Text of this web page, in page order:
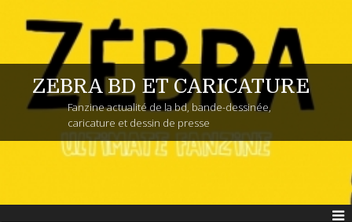
ZEBRA BD ET CARICATURE
Fanzine actualité de la bd, bande-dessinée,
caricature et dessin de presse